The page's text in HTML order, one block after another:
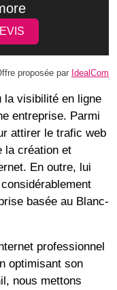
proposée par IdealCom
la visibilité en ligne
entreprise. Parmi
attirer le trafic web
la création et
En outre, lui
basée au Blanc-
professionnel
optimisant son
nous mettons